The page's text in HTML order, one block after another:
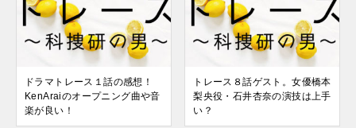
ドラマトレース１話の感想！
KenAraiのオープニング曲や音
楽が良い！
トレース８話ゲスト。女優橋本
梨央役・石井杏奈の演技は上手
い？